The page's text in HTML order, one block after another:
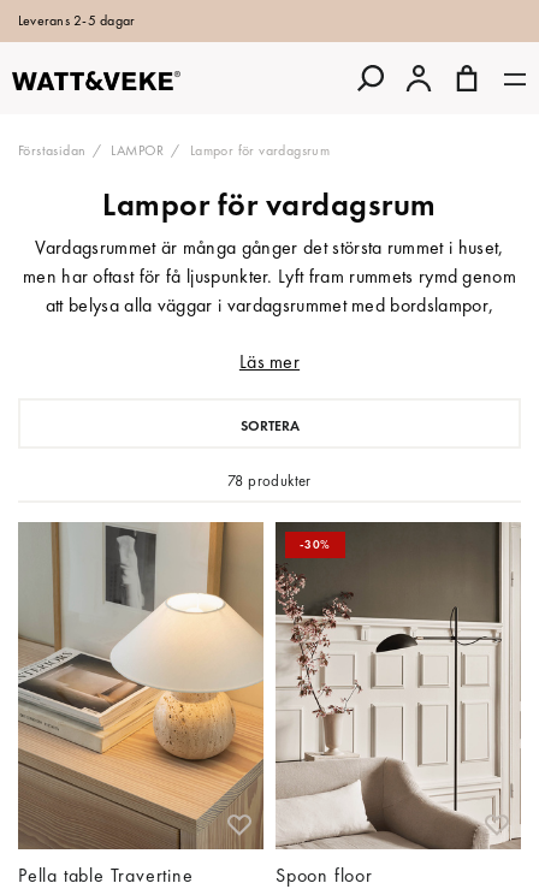
Leverans 2-5 dagar
Förstasidan LAMPOR Lampor för vardagsrum
Lampor för vardagsrum
Vardagsrummet är många gånger det största rummet i huset,
men har oftast för få ljuspunkter. Lyft fram rummets rymd genom
att belysa alla väggar i vardagsrummet med bordslampor,
filmkvällen, läsljus för den spännande boken i favoritfotöljen,
Designbelysning för den kreativa och stilmedvetna hos
Läs mer
SORTERA
78 produkter
Pella table Travertine
-30%
Spoon floor